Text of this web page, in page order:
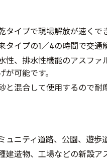
タイプで現場解放が速くで
タイプの1／4の時間で交通
性、排水性機能のアスファ
が可能です。
と混合して使用するので耐
ュニティ道路、公園、遊歩
建造物、工場などの新設ア